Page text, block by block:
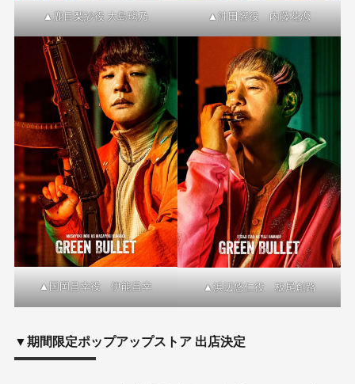
▲鹿目梨紗役 大島璃乃 ▲沖田響役 内藤花恋
▲国岡昌幸役 伊能昌幸 ▲浜辺悠仁役 板尾創路
▼期間限定ポップアップストア 出店決定